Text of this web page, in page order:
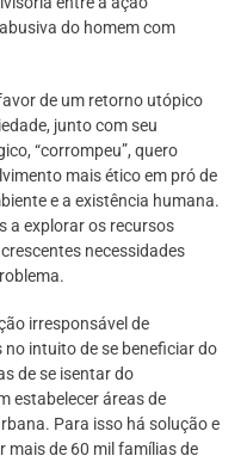
do homem com
de um retorno utópico
junto com seu
“corrompeu”, quero
mais ético em pró de
e a existência humana.
a explorar os recursos
necessidades
irresponsável de
intuito de se beneficiar do
de se isentar do
estabelecer áreas de
Para isso há solução e
mais de 60 mil famílias de